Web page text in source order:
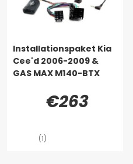
Installationspaket Kia
Cee'd 2006-2009 &
GAS MAX M140-BTX
€263
(1)